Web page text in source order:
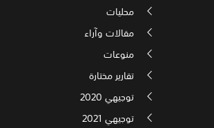
محليات
مقالات وآراء
منوعات
تقارير مختارة
توجيهي 2020
توجيهي 2021